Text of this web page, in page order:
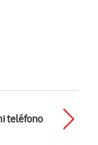
teléfono